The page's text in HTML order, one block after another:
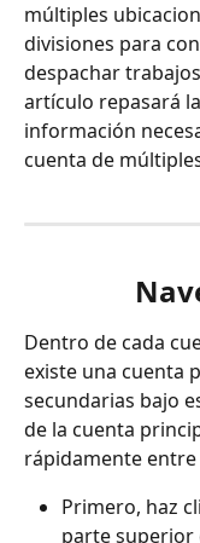
múltiples
divisiones para
despachar
artículo repasará
información
cuenta de
Dentro de cada
existe una cuenta
secundarias bajo
de la cuenta
rápidamente entre
Primero, haz
parte superior